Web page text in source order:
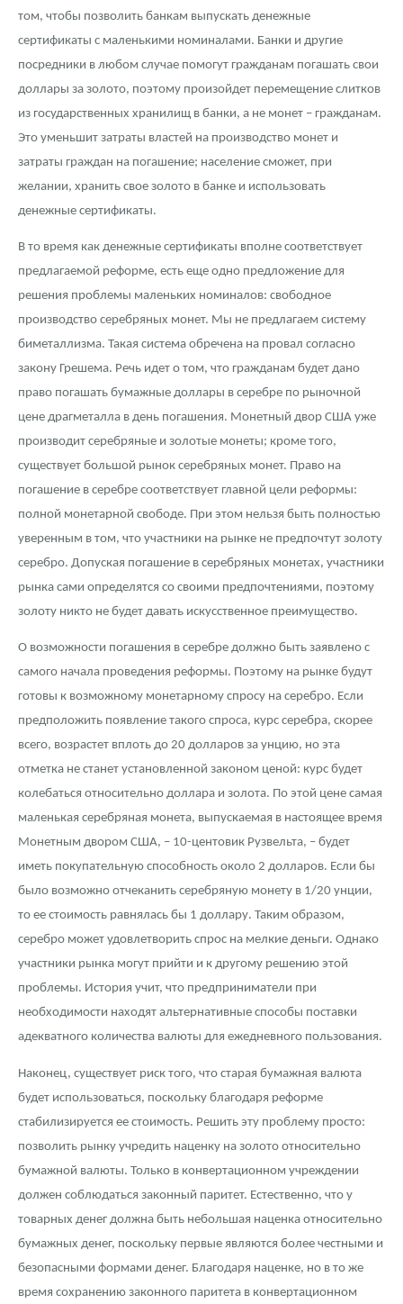
том, чтобы позволить банкам выпускать денежные
сертификаты с маленькими номиналами. Банки и другие
посредники в любом случае помогут гражданам погашать свои
доллары за золото, поэтому произойдет перемещение слитков
из государственных хранилищ в банки, а не монет – гражданам.
Это уменьшит затраты властей на производство монет и
затраты граждан на погашение; население сможет, при
желании, хранить свое золото в банке и использовать
денежные сертификаты.
В то время как денежные сертификаты вполне соответствует
предлагаемой реформе, есть еще одно предложение для
решения проблемы маленьких номиналов: свободное
производство серебряных монет. Мы не предлагаем систему
биметаллизма. Такая система обречена на провал согласно
закону Грешема. Речь идет о том, что гражданам будет дано
право погашать бумажные доллары в серебре по рыночной
цене драгметалла в день погашения. Монетный двор США уже
производит серебряные и золотые монеты; кроме того,
существует большой рынок серебряных монет. Право на
погашение в серебре соответствует главной цели реформы:
полной монетарной свободе. При этом нельзя быть полностью
уверенным в том, что участники на рынке не предпочтут золоту
серебро. Допуская погашение в серебряных монетах, участники
рынка сами определятся со своими предпочтениями, поэтому
золоту никто не будет давать искусственное преимущество.
О возможности погашения в серебре должно быть заявлено с
самого начала проведения реформы. Поэтому на рынке будут
готовы к возможному монетарному спросу на серебро. Если
предположить появление такого спроса, курс серебра, скорее
всего, возрастет вплоть до 20 долларов за унцию, но эта
отметка не станет установленной законом ценой: курс будет
колебаться относительно доллара и золота. По этой цене самая
маленькая серебряная монета, выпускаемая в настоящее время
Монетным двором США, – 10-центовик Рузвельта, – будет
иметь покупательную способность около 2 долларов. Если бы
было возможно отчеканить серебряную монету в 1/20 унции,
то ее стоимость равнялась бы 1 доллару. Таким образом,
серебро может удовлетворить спрос на мелкие деньги. Однако
участники рынка могут прийти и к другому решению этой
проблемы. История учит, что предприниматели при
необходимости находят альтернативные способы поставки
адекватного количества валюты для ежедневного пользования.
Наконец, существует риск того, что старая бумажная валюта
будет использоваться, поскольку благодаря реформе
стабилизируется ее стоимость. Решить эту проблему просто:
позволить рынку учредить наценку на золото относительно
бумажной валюты. Только в конвертационном учреждении
должен соблюдаться законный паритет. Естественно, что у
товарных денег должна быть небольшая наценка относительно
бумажных денег, поскольку первые являются более честными и
безопасными формами денег. Благодаря наценке, но в то же
время сохранению законного паритета в конвертационном